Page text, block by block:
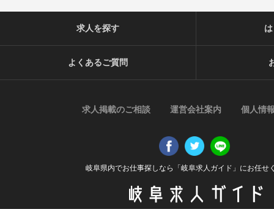
岐阜県内でお仕事探しなら「岐阜求人ガイド」にお任せ
求人を探す
よくあるご質問
求人掲載のご相談 運営会社案内 個人情